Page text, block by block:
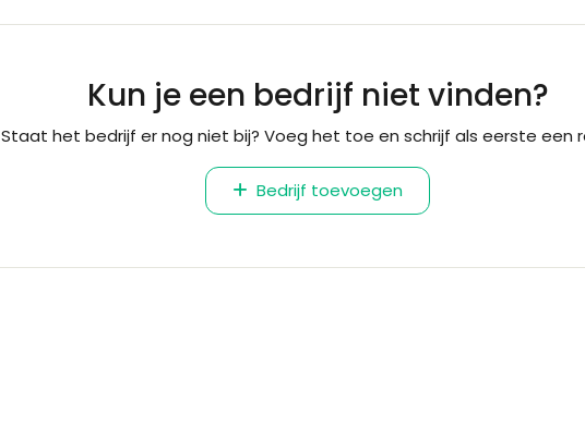
Kun je een bedrijf niet vinden?
Staat het bedrijf er nog niet bij? Voeg het toe en schrijf als eerste een
Bedrijf toevoegen